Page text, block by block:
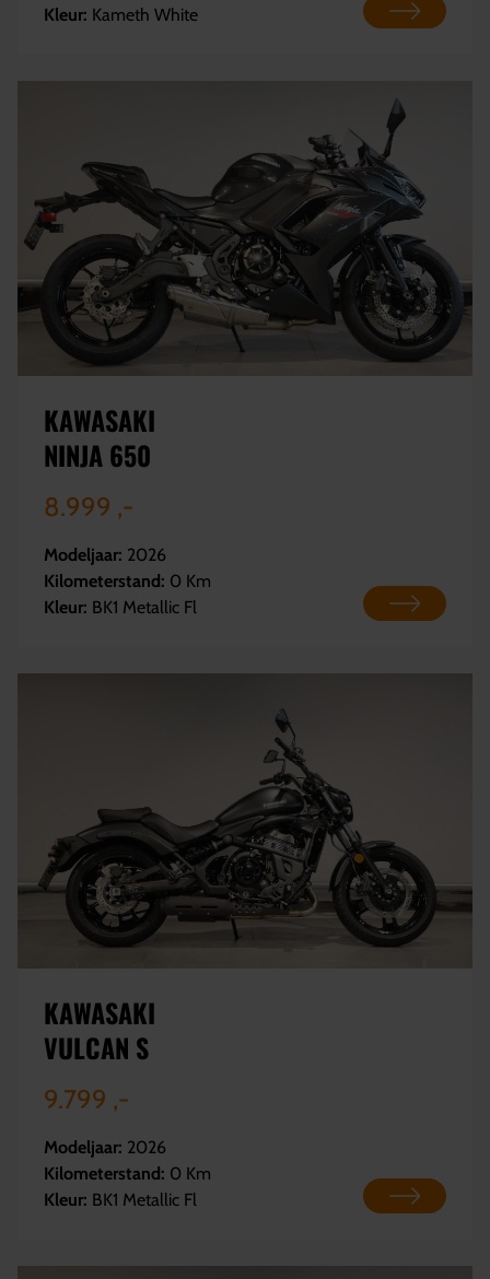
Kleur: Kameth White
KAWASAKI
NINJA 650
8.999 ,-
Modeljaar: 2026
Kilometerstand: 0 Km
Kleur: BK1 Metallic Fl
KAWASAKI
VULCAN S
9.799 ,-
Modeljaar: 2026
Kilometerstand: 0 Km
Kleur: BK1 Metallic Fl